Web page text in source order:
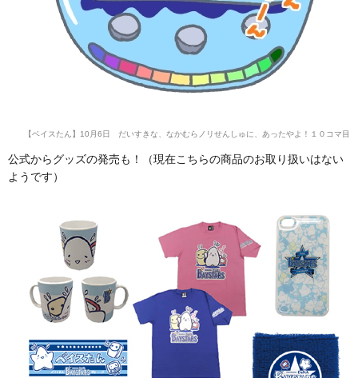
【ベイスたん】10月6日 だいすきな、なかむらノリせんしゅに、あったやよ！１０コマ目
公式からグッズの発売も！（現在こちらの商品のお取り扱いはない
ようです）